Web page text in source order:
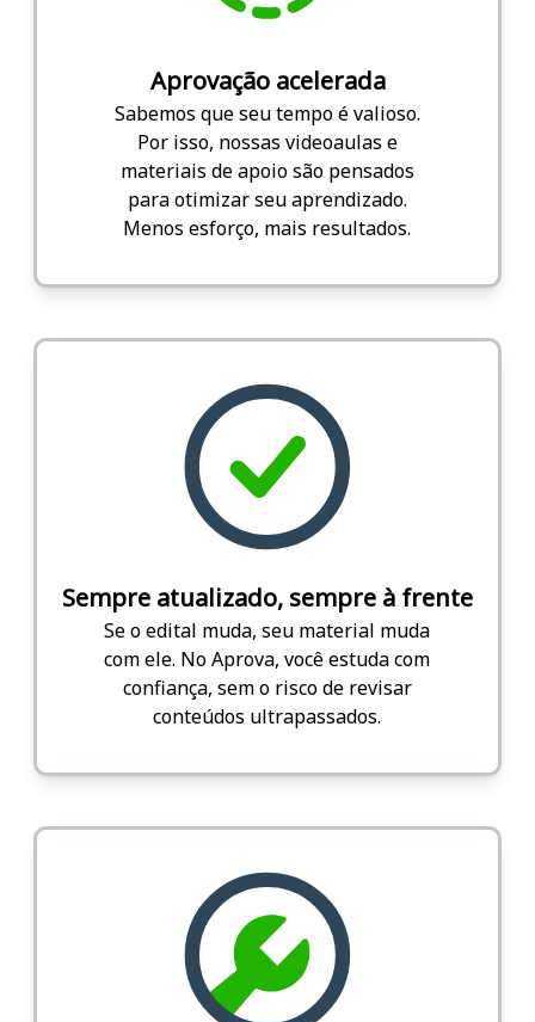
Aprovação acelerada
Sabemos que seu tempo é valioso.
Por isso, nossas videoaulas e
materiais de apoio são pensados
para otimizar seu aprendizado.
Menos esforço, mais resultados.
Sempre atualizado, sempre à frente
Se o edital muda, seu material muda
com ele. No Aprova, você estuda com
confiança, sem o risco de revisar
conteúdos ultrapassados.